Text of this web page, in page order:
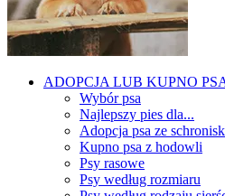
ADOPCJA LUB KUPNO
Wybór psa
Najlepszy pies dla...
Adopcja psa ze
Kupno psa z hodowli
Psy rasowe
Psy według rozmiaru